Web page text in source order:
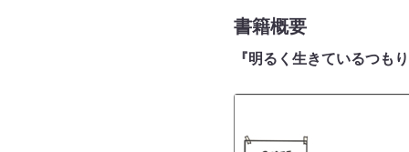
書籍概要
『明るく生きているつも